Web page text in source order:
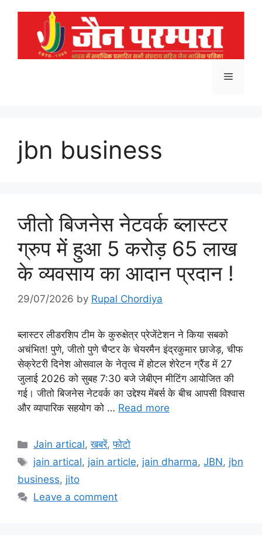
Menu
jbn business
जीतो बिजनेस नेटवर्क ब्लास्टर
ग्रुप में हुआ 5 करोड़ 65 लाख
के व्यवसाय का आदान प्रदान !
29/07/2026 by Rupal Chordiya
ब्लास्टर लीडरशिप टीम के कुरुक्षेत्र प्रेजेंटेशन ने किया सबको
अचंभित! पुणे, जीतो पुणे चैप्टर के चेयरमैन इंद्रकुमार छाजेड़, चीफ
सेक्रेटरी दिनेश ओसवाल के नेतृत्व में होटल शेरेटन ग्रैंड में 27
जुलाई 2026 को सुबह 7:30 बजे जेबीएन मीटिंग आयोजित की
गई। जीतो बिजनेस नेटवर्क का उद्देश्य मेंबर्स के बीच आपसी विश्वास
और व्यापारिक सहयोग को … Read more
Categories
Jain artical,खबरें,फोटो
Tags
jain artical, jain article, jain dharma,JBN, jbn
business, jito
Leave a comment